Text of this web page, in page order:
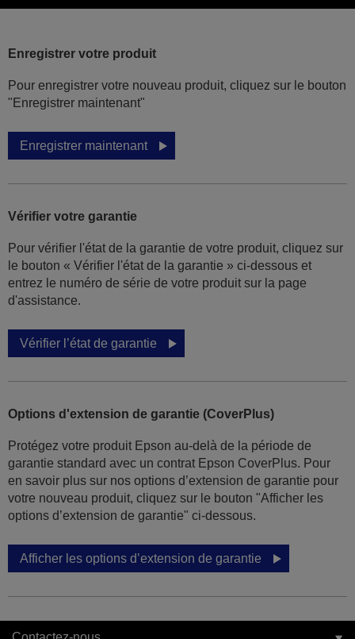
Enregistrer votre produit
Pour enregistrer votre nouveau produit, cliquez sur le bouton
"Enregistrer maintenant"
Enregistrer maintenant
Vérifier votre garantie
Pour vérifier l'état de la garantie de votre produit, cliquez sur
le bouton « Vérifier l'état de la garantie » ci-dessous et
entrez le numéro de série de votre produit sur la page
d'assistance.
Vérifier l’état de garantie
Options d'extension de garantie (CoverPlus)
Protégez votre produit Epson au-delà de la période de
garantie standard avec un contrat Epson CoverPlus. Pour
en savoir plus sur nos options d’extension de garantie pour
votre nouveau produit, cliquez sur le bouton "Afficher les
options d’extension de garantie" ci-dessous.
Afficher les options d’extension de garantie